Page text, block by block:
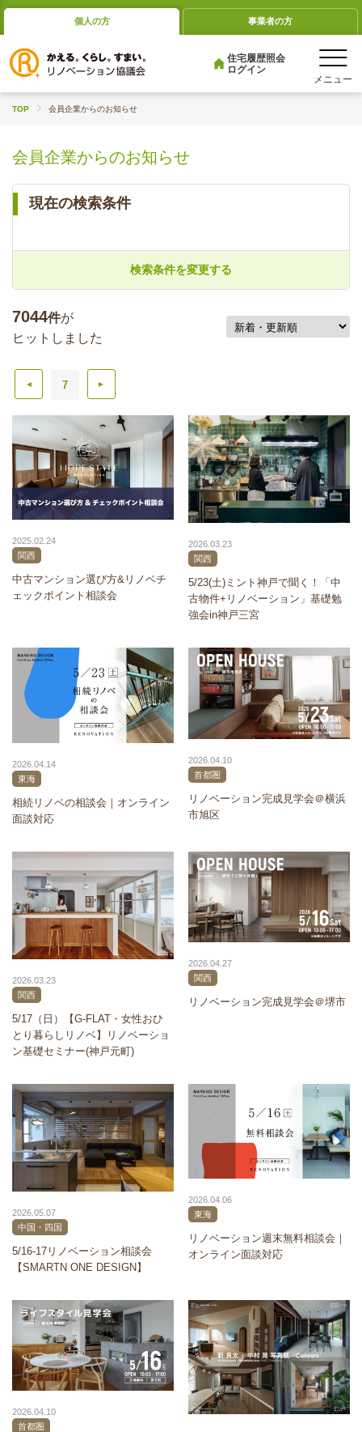
個人の方 事業者の方
住宅履歴照会
ログイン
TOP 会員企業からのお知らせ
会員企業からのお知らせ
現在の検索条件
検索条件を変更する
7044件が
ヒットしました
▲ 7 ▲
2025.02.24
関西
中古マンション選び方&リノベチ
ェックポイント相談会
2026.03.23
関西
5/23(土)ミント神戸で聞く！「中
古物件+リノベーション」基礎勉
強会in神戸三宮
2026.04.14
東海
相続リノベの相談会｜オンライン
面談対応
2026.04.10
首都圏
リノベーション完成見学会＠横浜
市旭区
2026.03.23
関西
5/17（日）【G-FLAT・女性おひ
とり暮らしリノベ】リノベーショ
ン基礎セミナー(神戸元町)
2026.04.27
関西
リノベーション完成見学会＠堺市
2026.05.07
中国・四国
5/16-17リノベーション相談会
【SMARTN ONE DESIGN】
2026.04.06
東海
リノベーション週末無料相談会｜
オンライン面談対応
2026.04.10
首都圏